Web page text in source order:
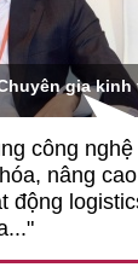
gia kinh
công nghệ
nâng cao
động